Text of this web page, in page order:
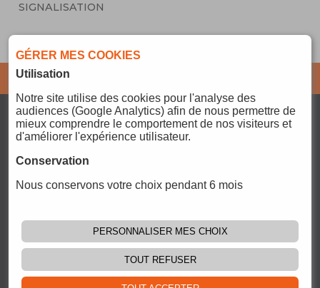
SIGNALISATION
CONTACT@PCOMPARTS.FR
REJOIGNEZ-NOUS
:
SERVICES
GESTION
CGV
CONTACT
GÉRER MES COOKIES
Utilisation
Notre site utilise des cookies pour l'analyse des
audiences (Google Analytics) afin de nous permettre de
mieux comprendre le comportement de nos visiteurs et
d'améliorer l'expérience utilisateur.
Conservation
Nous conservons votre choix pendant 6 mois
PERSONNALISER MES CHOIX
TOUT REFUSER